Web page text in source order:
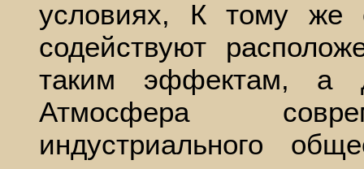
условиях, К тому же
содействуют
таким эффектам, а
Атмосфера
индустриального